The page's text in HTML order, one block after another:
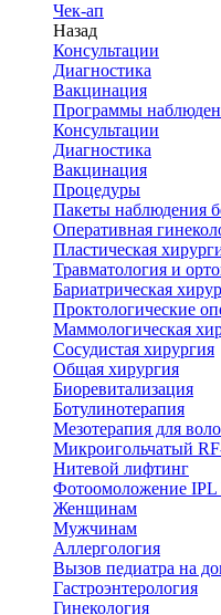
Чек-ап
Назад
Консультации
Диагностика
Вакцинация
Программы
Консультации
Диагностика
Вакцинация
Процедуры
Пакеты наблюдения
Оперативная
Пластическая
Травматология и
Бариатрическая
Проктологические
Маммологическая
Сосудистая хирургия
Общая хирургия
Биоревитализация
Ботулинотерапия
Мезотерапия для
Микроигольчатый
Нитевой лифтинг
Фотоомоложение IPL
Женщинам
Мужчинам
Аллергология
Вызов педиатра на
Гастроэнтерология
Гинекология